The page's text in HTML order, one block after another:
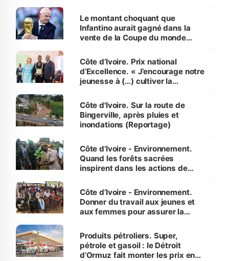
Le montant choquant que
Infantino aurait gagné dans la
vente de la Coupe du monde
Côte d’Ivoire. Prix national
d’Excellence. « J’encourage notre
jeunesse à (…) cultiver la
(Alassane Ouattara
Côte d'Ivoire. Sur la route de
Bingerville, après pluies et
inondations (Reportage)
Côte d’Ivoire - Environnement.
Quand les forêts sacrées
inspirent dans les actions de
Côte d’Ivoire - Environnement.
Donner du travail aux jeunes et
aux femmes pour assurer la
menacées
Produits pétroliers. Super,
pétrole et gasoil : le Détroit
d’Ormuz fait monter les prix en